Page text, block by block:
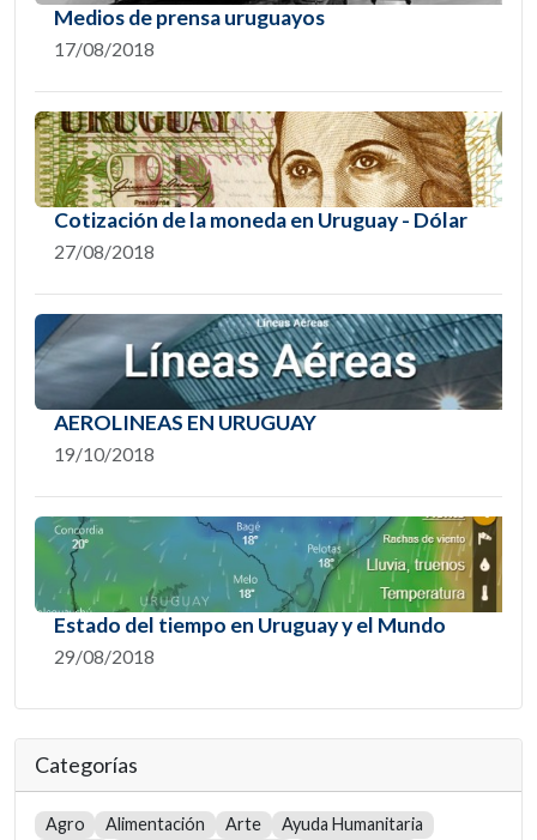
Medios de prensa uruguayos
17/08/2018
Cotización de la moneda en Uruguay - Dólar
27/08/2018
AEROLINEAS EN URUGUAY
19/10/2018
Estado del tiempo en Uruguay y el Mundo
29/08/2018
Categorías
Agro Alimentación Arte
Ayuda Humanitaria